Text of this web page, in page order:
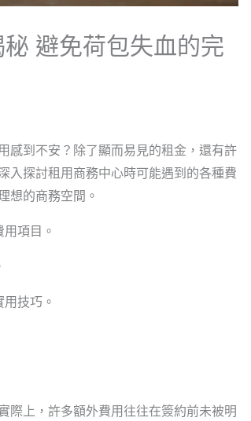
避免荷包失血的完
感到不安？除了顯而易見的租金，還有許
入探討租用商務中心時可能遇到的各種費
想的商務空間。
項目。
技巧。
際上，許多額外費用往往在簽約前未被明